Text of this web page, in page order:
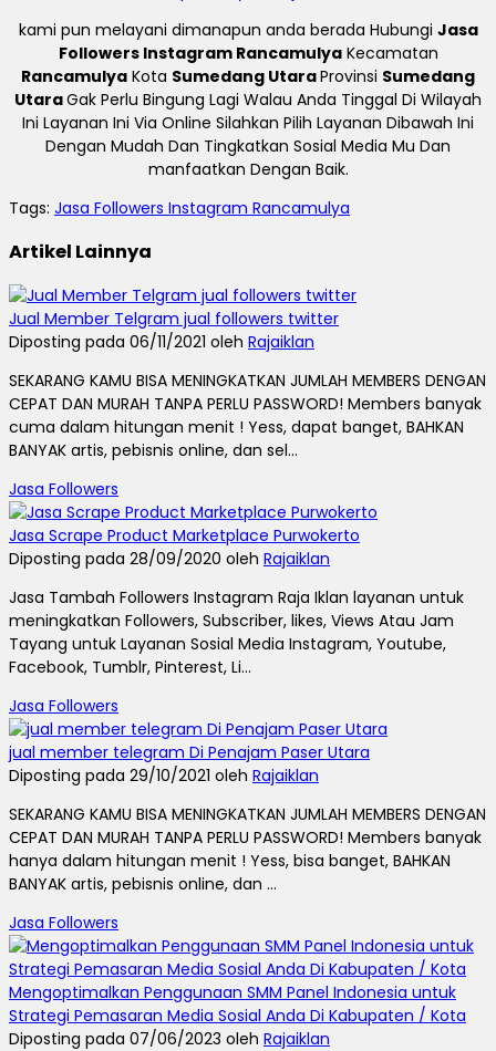
kami pun melayani dimanapun anda berada Hubungi Jasa
Followers Instagram RancamulyaKecamatan
Rancamulya Kota Sumedang UtaraProvinsi Sumedang
UtaraGak Perlu Bingung Lagi Walau Anda Tinggal Di Wilayah
Ini Layanan Ini Via Online Silahkan Pilih Layanan Dibawah Ini
Dengan Mudah Dan Tingkatkan Sosial Media Mu Dan
manfaatkan Dengan Baik.
Tags: Jasa Followers Instagram Rancamulya
Artikel Lainnya
Jual Member Telgram jual followers twitter
Diposting pada 06/11/2021 oleh Rajaiklan
SEKARANG KAMU BISA MENINGKATKAN JUMLAH MEMBERS DENGAN
CEPAT DAN MURAH TANPA PERLU PASSWORD! Members banyak
cuma dalam hitungan menit ! Yess, dapat banget, BAHKAN
BANYAK artis, pebisnis online, dan sel...
Jasa Followers
Jasa Scrape Product Marketplace Purwokerto
Diposting pada 28/09/2020 oleh Rajaiklan
Jasa Tambah Followers Instagram Raja Iklan layanan untuk
meningkatkan Followers, Subscriber, likes, Views Atau Jam
Tayang untuk Layanan Sosial Media Instagram, Youtube,
Facebook, Tumblr, Pinterest, Li...
Jasa Followers
jual member telegram Di Penajam Paser Utara
Diposting pada 29/10/2021 oleh Rajaiklan
SEKARANG KAMU BISA MENINGKATKAN JUMLAH MEMBERS DENGAN
CEPAT DAN MURAH TANPA PERLU PASSWORD! Members banyak
hanya dalam hitungan menit ! Yess, bisa banget, BAHKAN
BANYAK artis, pebisnis online, dan ...
Jasa Followers
Mengoptimalkan Penggunaan SMM Panel Indonesia untuk
Strategi Pemasaran Media Sosial Anda Di Kabupaten / Kota
Diposting pada 07/06/2023 oleh Rajaiklan